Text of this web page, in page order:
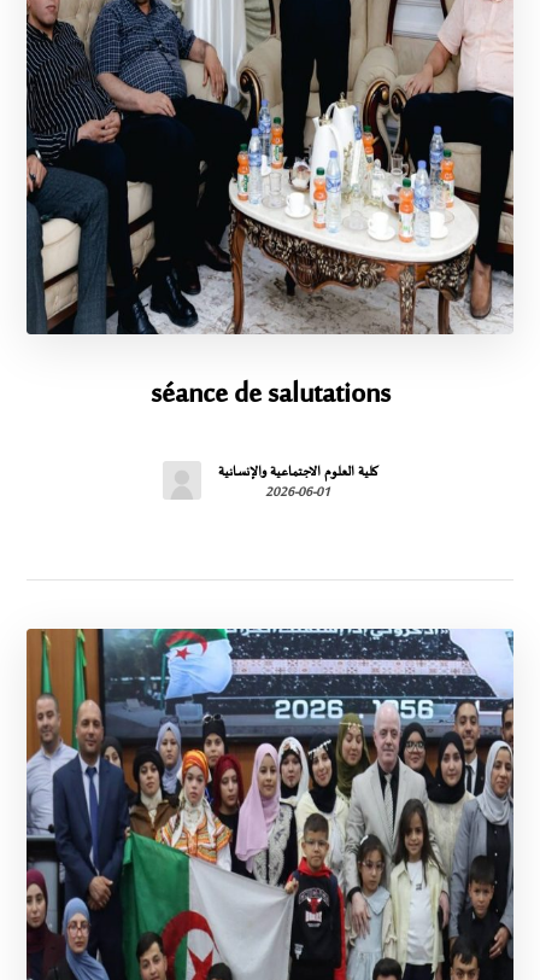
séance de salutations
كلية العلوم الاجتماعية والإنسانية
2026-06-01